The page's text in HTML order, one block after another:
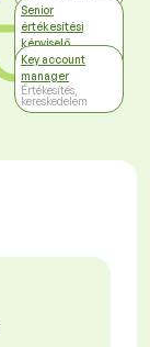
Senior
értékesítési
képviselő
Értékesítés,
kereskedelem
Key account
manager
Értékesítés,
kereskedelem